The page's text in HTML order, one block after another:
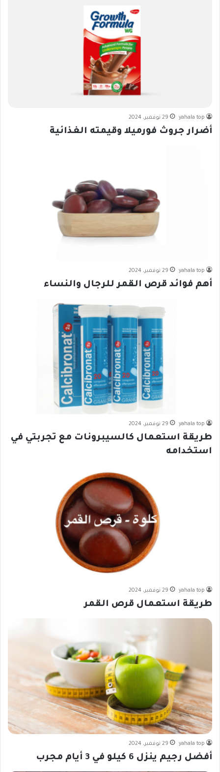
yahala top 29 نوفمبر، 2024
أضرار جروث فورميلا وقيمته الغذائية
yahala top 29 نوفمبر، 2024
أهم فوائد قرص القمر للرجال والنساء
yahala top 29 نوفمبر، 2024
طريقة استعمال كالسيبرونات مع تجربتي في
استخدامه
yahala top 29 نوفمبر، 2024
طريقة استعمال قرص القمر
yahala top 29 نوفمبر، 2024
أفضل رجيم ينزل 6 كيلو في 3 أيام مجرب